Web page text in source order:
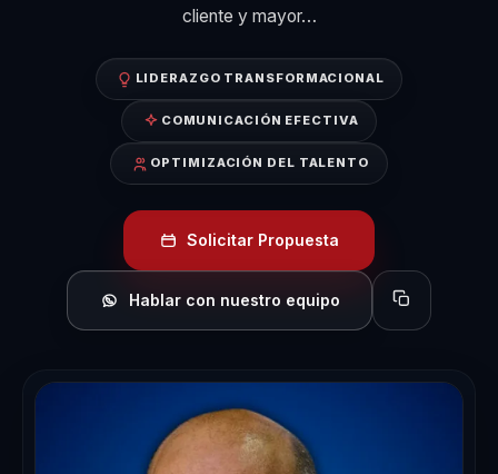
cliente y mayor…
LIDERAZGO TRANSFORMACIONAL
COMUNICACIÓN EFECTIVA
OPTIMIZACIÓN DEL TALENTO
Solicitar Propuesta
Hablar con nuestro equipo Copiar perfil